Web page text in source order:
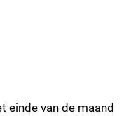
einde van de maand